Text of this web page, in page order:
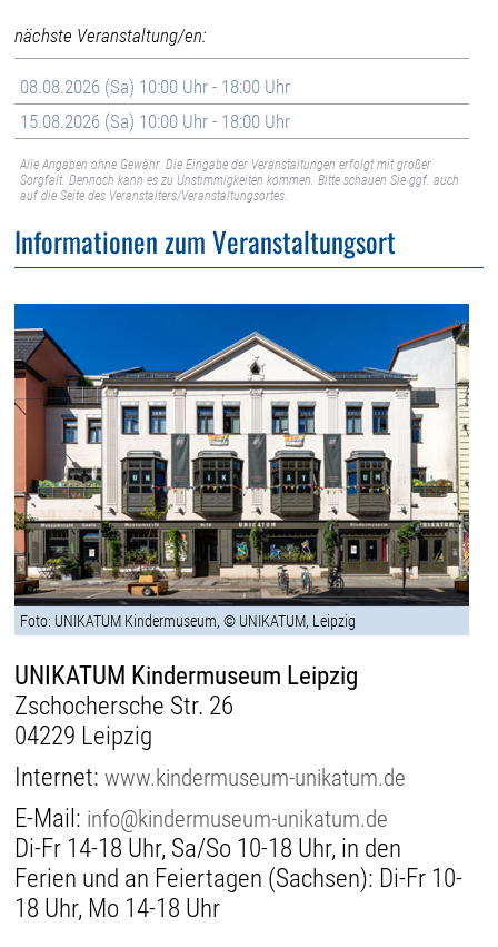
nächste Veranstaltung/en:
08.08.2026 (Sa) 10:00 Uhr - 18:00 Uhr
15.08.2026 (Sa) 10:00 Uhr - 18:00 Uhr
Alle Angaben ohne Gewähr. Die Eingabe der Veranstaltungen erfolgt mit großer
Sorgfalt. Dennoch kann es zu Unstimmigkeiten kommen. Bitte schauen Sie ggf. auch
auf die Seite des Veranstalters/Veranstaltungsortes.
Informationen zum Veranstaltungsort
Foto: UNIKATUM Kindermuseum, © UNIKATUM, Leipzig
UNIKATUM Kindermuseum Leipzig
Zschochersche Str. 26
04229 Leipzig
Internet:www.kindermuseum-unikatum.de
E-Mail: info@kindermuseum-unikatum.de
Di-Fr 14-18 Uhr, Sa/So 10-18 Uhr, in den
Ferien und an Feiertagen (Sachsen): Di-Fr 10-
18 Uhr, Mo 14-18 Uhr